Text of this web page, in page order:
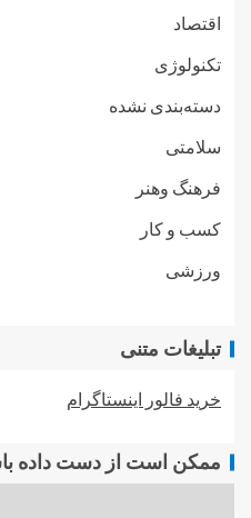
اقتصاد
تکنولوژی
دسته‌بندی نشده
سلامتی
فرهنگ وهنر
کسب و کار
ورزشی
تبلیغات متنی
خرید فالور اینستاگرام
ممکن است از دست داده